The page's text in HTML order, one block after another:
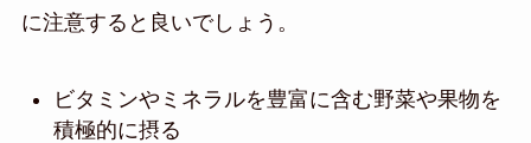
に注意すると良いでしょう。
ビタミンやミネラルを豊富に含む野菜や果物を
積極的に摂る